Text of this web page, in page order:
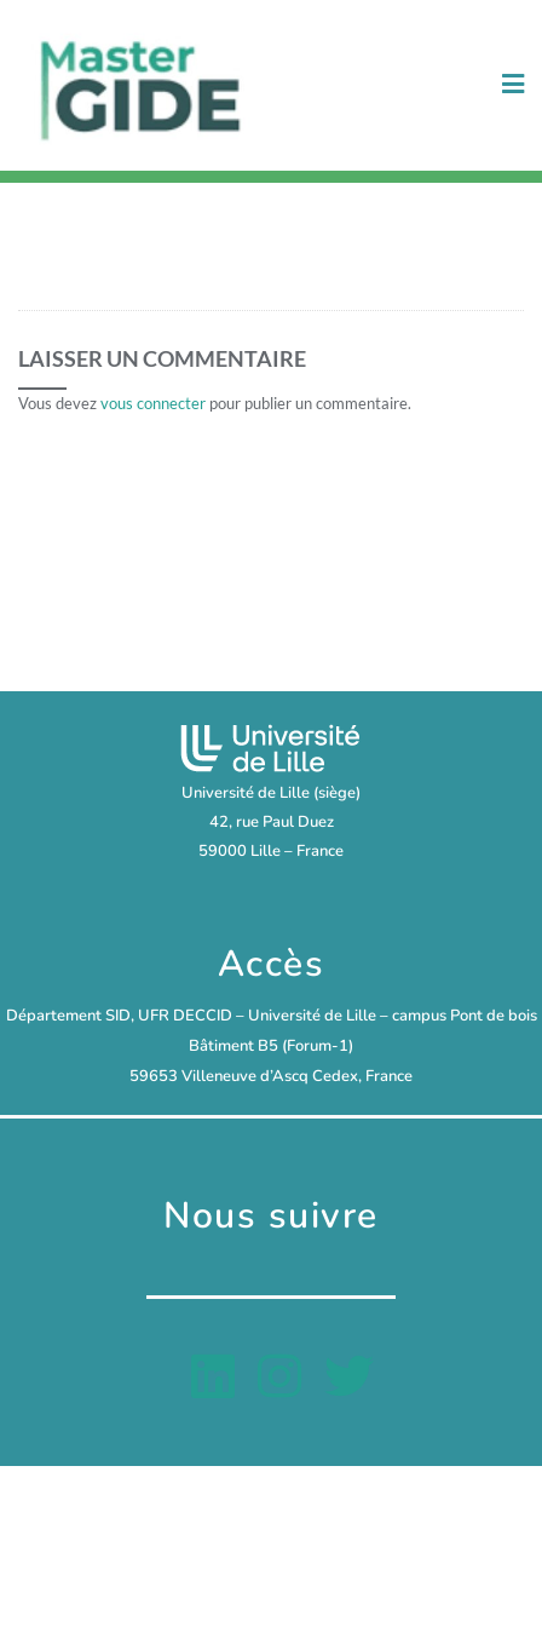
LAISSER UN COMMENTAIRE
Vous devezvous connecter pour publier un commentaire.
Université de Lille (siège)
42, rue Paul Duez
59000 Lille – France
Accès
Département SID, UFR DECCID – Université de Lille – campus Pont de bois
Bâtiment B5 (Forum-1)
59653 Villeneuve d’Ascq Cedex, France
Nous suivre